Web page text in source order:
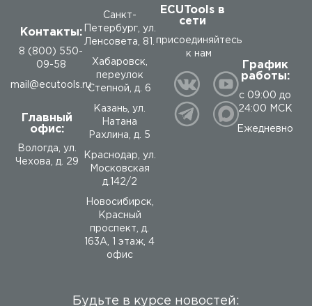
Контакты:
8 (800) 550-
09-58
mail@ecutools.ru
Главный
офис:
Вологда
ул.
Чехова, д. 29
Санкт-
Петербург, ул.
Ленсовета, 81.
Хабаровск,
переулок
Степной, д. 6
Казань, ул.
Натана
Рахлина, д. 5
Краснодар, ул.
Московская
д.142/2
Новосибирск,
Красный
проспект, д.
163А, 1 этаж, 4
офис
ECUTools в
сети
присоединяйтесь
к нам
График
работы:
с 09:00 до
24:00 МСК
Ежедневно
Будьте в курсе новостей: